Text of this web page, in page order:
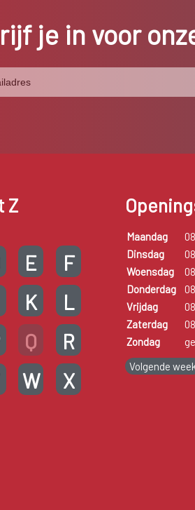
je in voor
Z
E
F
K
L
Q
R
W
X
Maandag
Dinsdag
Woensdag
Donderdag
Vrijdag
Zaterdag
Zondag
Volgende